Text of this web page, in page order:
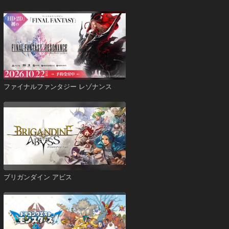
ファイナルファンタジー レゾナンス
ブリガンダイン アビス